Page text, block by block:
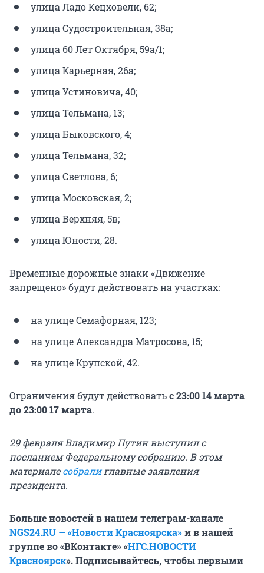
улица Ладо Кецховели, 62;
улица Судостроительная, 38а;
улица 60 Лет Октября, 59а/1;
улица Карьерная, 26а;
улица Устиновича, 40;
улица Тельмана, 13;
улица Быковского, 4;
улица Тельмана, 32;
улица Светлова, 6;
улица Московская, 2;
улица Верхняя, 5в;
улица Юности, 28.
Временные дорожные знаки «Движение
запрещено» будут действовать на участках:
на улице Семафорная, 123;
на улице Александра Матросова, 15;
на улице Крупской, 42.
Ограничения будут действоватьс 23:00 14 марта
до 23:00 17 марта.
29 февраля Владимир Путин выступил с
посланием Федеральному собранию. В этом
материалесобралиглавные заявления
президента.
Больше новостей в нашем телеграм-канале
NGS24.RU — «Новости Красноярска»и в нашей
группе во «ВКонтакте» «НГС.НОВОСТИ
Красноярск». Подписывайтесь, чтобы первыми